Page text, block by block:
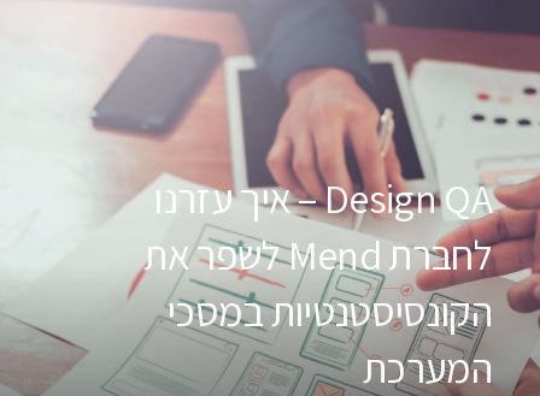
Design QA – איך עזרנו
לחברת Mend לשפר את
הקונסיסטנטיות במסכי
המערכת